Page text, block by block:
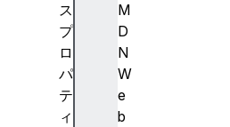
M
D
N
W
e
b
ス
プ
ロ
パ
テ
ィ